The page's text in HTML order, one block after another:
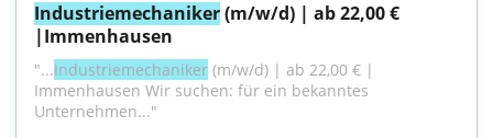
Industriemechaniker (m/w/d) | ab 22,00 €
|Immenhausen
"...Industriemechaniker (m/w/d) | ab 22,00 € |
Immenhausen Wir suchen: für ein bekanntes
Unternehmen..."